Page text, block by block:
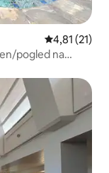
Prosječna
4,81 (21)
pogled na